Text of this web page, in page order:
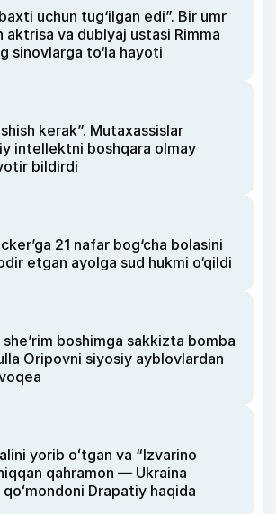
uchun tug‘ilgan edi”. Bir umr
aktrisa va dublyaj ustasi Rimma
sinovlarga to‘la hayoti
kerak”. Mutaxassislar
intellektni boshqara olmay
bildirdi
21 nafar bog‘cha bolasini
etgan ayolga sud hukmi o‘qildi
boshimga sakkizta bomba
Oripovni siyosiy ayblovlardan
yorib oʻtgan va “Izvarino
qahramon — Ukraina
Drapatiy haqida